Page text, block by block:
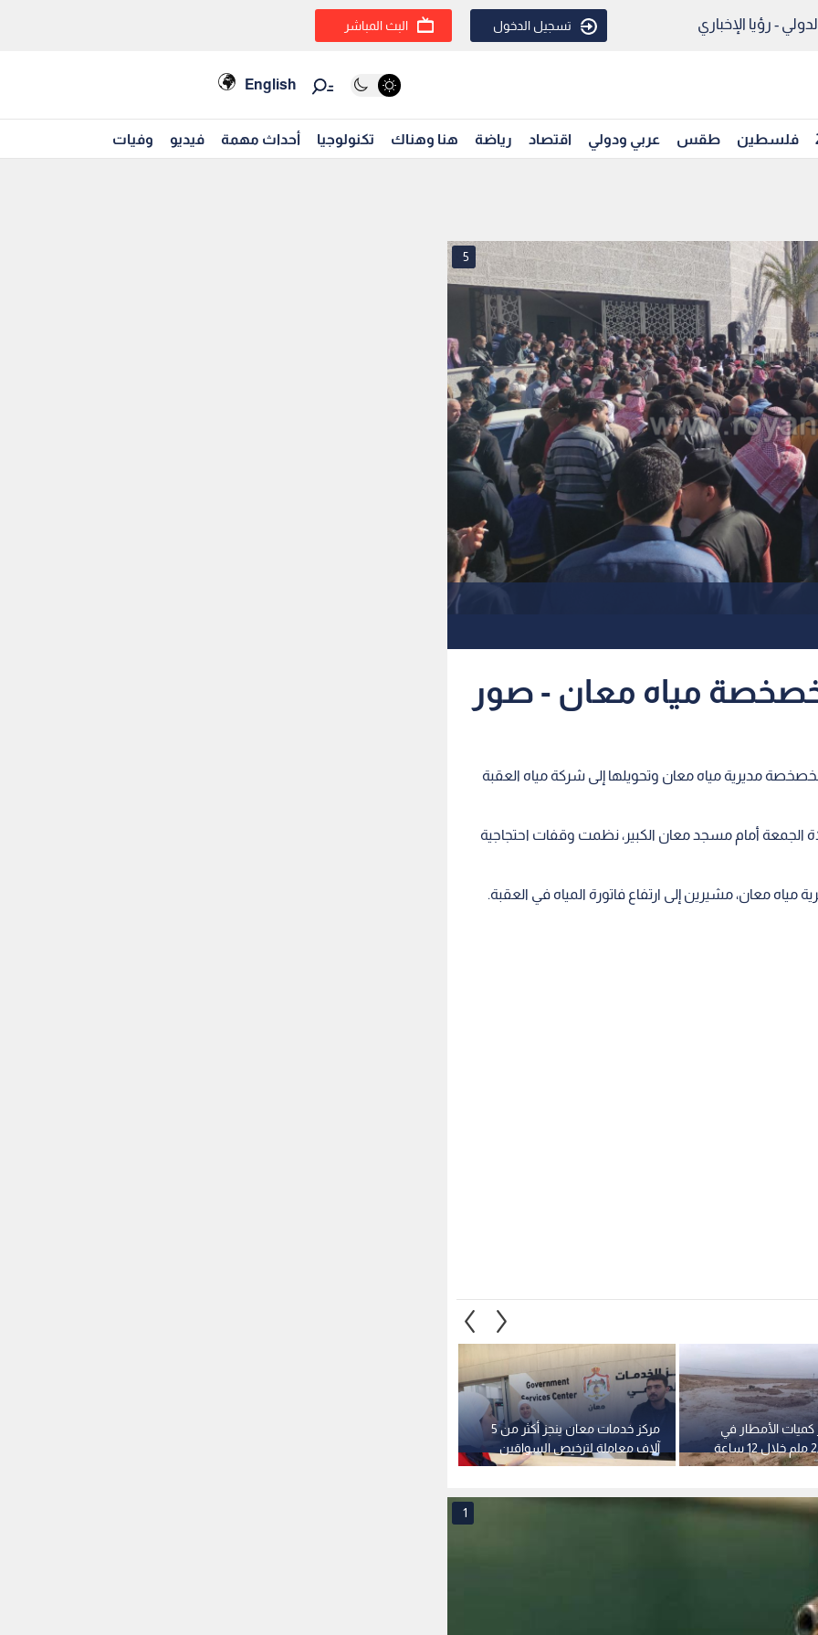
- رؤيا الإخباري تسجيل الدخول البث المباشر
English
فلسطين طقس عربي ودولي اقتصاد رياضة هنا وهناك تكنولوجيا أحداث مهمة فيديو وفيات
5
مياه معان - صور
مديرية مياه معان وتحويلها إلى شركة مياه العقبة
الجمعة أمام مسجد معان الكبير، نظمت وقفات احتجاجية
معان، مشيرين إلى ارتفاع فاتورة المياه في العقبة.
مركز خدمات معان ينجز أكثر من 5
آلاف معاملة لترخيص السواقين
والمركبات منذ مطلع 2025
الأمطار في
1